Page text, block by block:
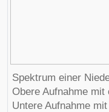
Spektrum einer
Obere Aufnahme
Untere Aufnahme